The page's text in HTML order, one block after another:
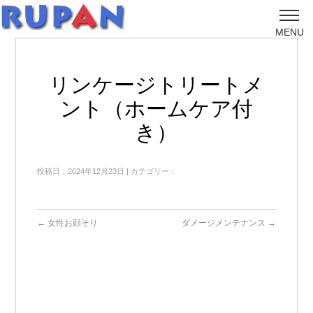
MENU
リンケージトリートメ
ント（ホームケア付
き）
投稿日：2024年12月23日 | カテゴリー：
← 女性お顔そり ダメージメンテナンス →